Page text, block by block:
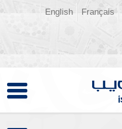
Français
English